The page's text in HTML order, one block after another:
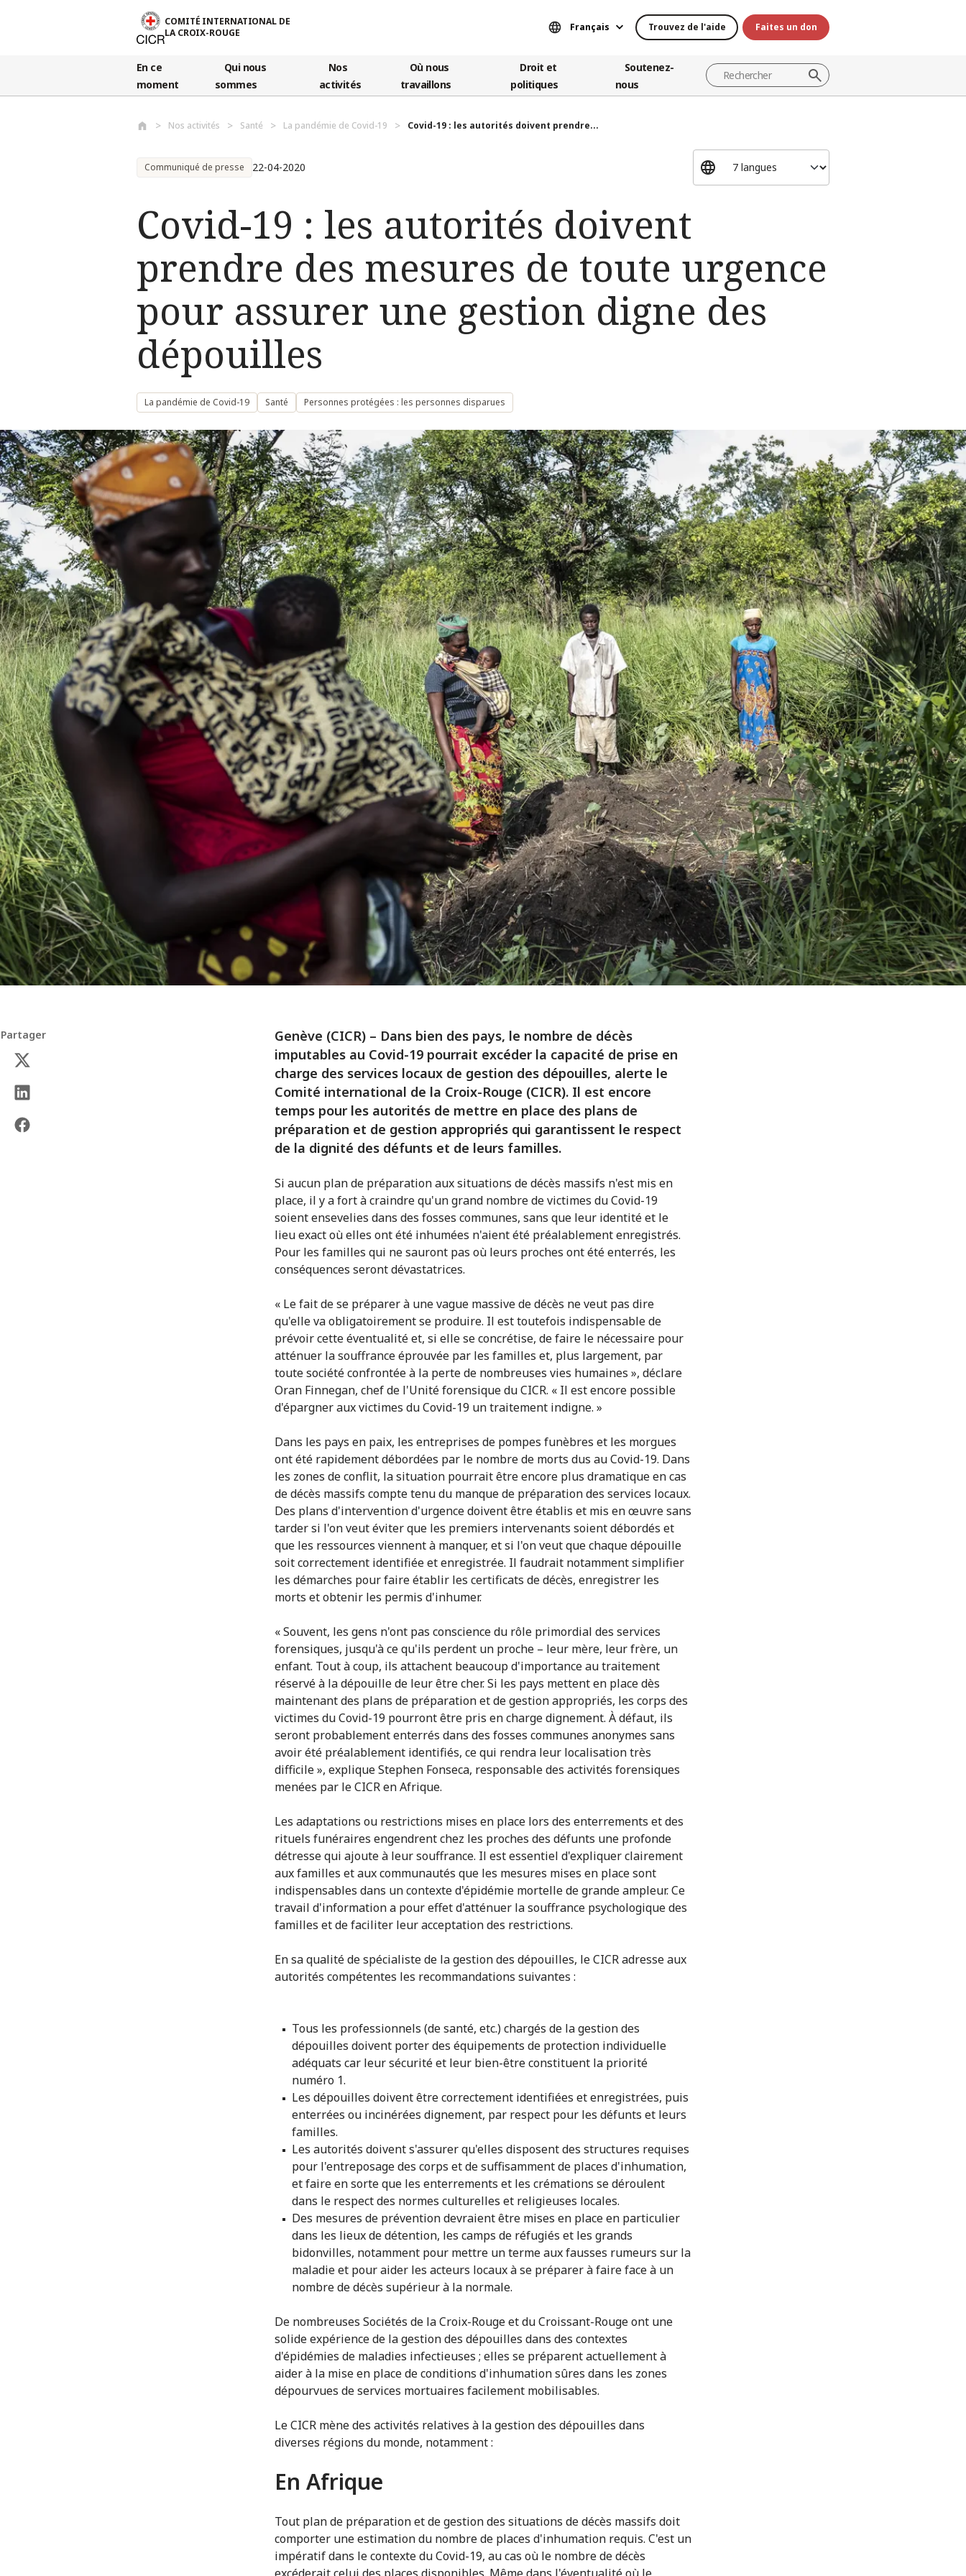
COMITÉ INTERNATIONAL DE
LA CROIX-ROUGE
Français Trouvez de l'aide Faites un don
En ce
moment
Qui nous
sommes
Nos
activités
Où nous
travaillons
Droit et
politiques
Soutenez-
nous
Nos activités Santé La pandémie de Covid-19 Covid-19 : les autorités doivent prendre...
Communiqué de presse 22-04-2020
Covid-19 : les autorités doivent
prendre des mesures de toute urgence
pour assurer une gestion digne des
dépouilles
La pandémie de Covid-19 Santé Personnes protégées : les personnes disparues
Partager
Genève (CICR) – Dans bien des pays, le nombre de décès
imputables au Covid-19 pourrait excéder la capacité de prise en
charge des services locaux de gestion des dépouilles, alerte le
Comité international de la Croix-Rouge (CICR). Il est encore
temps pour les autorités de mettre en place des plans de
préparation et de gestion appropriés qui garantissent le respect
de la dignité des défunts et de leurs familles.
Si aucun plan de préparation aux situations de décès massifs n'est mis en
place, il y a fort à craindre qu'un grand nombre de victimes du Covid-19
soient ensevelies dans des fosses communes, sans que leur identité et le
lieu exact où elles ont été inhumées n'aient été préalablement enregistrés.
Pour les familles qui ne sauront pas où leurs proches ont été enterrés, les
conséquences seront dévastatrices.
« Le fait de se préparer à une vague massive de décès ne veut pas dire
qu'elle va obligatoirement se produire. Il est toutefois indispensable de
prévoir cette éventualité et, si elle se concrétise, de faire le nécessaire pour
atténuer la souffrance éprouvée par les familles et, plus largement, par
toute société confrontée à la perte de nombreuses vies humaines », déclare
Oran Finnegan, chef de l'Unité forensique du CICR. « Il est encore possible
d'épargner aux victimes du Covid-19 un traitement indigne. »
Dans les pays en paix, les entreprises de pompes funèbres et les morgues
ont été rapidement débordées par le nombre de morts dus au Covid-19. Dans
les zones de conflit, la situation pourrait être encore plus dramatique en cas
de décès massifs compte tenu du manque de préparation des services locaux.
Des plans d'intervention d'urgence doivent être établis et mis en œuvre sans
tarder si l'on veut éviter que les premiers intervenants soient débordés et
que les ressources viennent à manquer, et si l'on veut que chaque dépouille
soit correctement identifiée et enregistrée. Il faudrait notamment simplifier
les démarches pour faire établir les certificats de décès, enregistrer les
morts et obtenir les permis d'inhumer.
« Souvent, les gens n'ont pas conscience du rôle primordial des services
forensiques, jusqu'à ce qu'ils perdent un proche – leur mère, leur frère, un
enfant. Tout à coup, ils attachent beaucoup d'importance au traitement
réservé à la dépouille de leur être cher. Si les pays mettent en place dès
maintenant des plans de préparation et de gestion appropriés, les corps des
victimes du Covid-19 pourront être pris en charge dignement. À défaut, ils
seront probablement enterrés dans des fosses communes anonymes sans
avoir été préalablement identifiés, ce qui rendra leur localisation très
difficile », explique Stephen Fonseca, responsable des activités forensiques
menées par le CICR en Afrique.
Les adaptations ou restrictions mises en place lors des enterrements et des
rituels funéraires engendrent chez les proches des défunts une profonde
détresse qui ajoute à leur souffrance. Il est essentiel d'expliquer clairement
aux familles et aux communautés que les mesures mises en place sont
indispensables dans un contexte d'épidémie mortelle de grande ampleur. Ce
travail d'information a pour effet d'atténuer la souffrance psychologique des
familles et de faciliter leur acceptation des restrictions.
En sa qualité de spécialiste de la gestion des dépouilles, le CICR adresse aux
autorités compétentes les recommandations suivantes :
Tous les professionnels (de santé, etc.) chargés de la gestion des
dépouilles doivent porter des équipements de protection individuelle
adéquats car leur sécurité et leur bien-être constituent la priorité
numéro 1.
Les dépouilles doivent être correctement identifiées et enregistrées, puis
enterrées ou incinérées dignement, par respect pour les défunts et leurs
familles.
Les autorités doivent s'assurer qu'elles disposent des structures requises
pour l'entreposage des corps et de suffisamment de places d'inhumation,
et faire en sorte que les enterrements et les crémations se déroulent
dans le respect des normes culturelles et religieuses locales.
Des mesures de prévention devraient être mises en place en particulier
dans les lieux de détention, les camps de réfugiés et les grands
bidonvilles, notamment pour mettre un terme aux fausses rumeurs sur la
maladie et pour aider les acteurs locaux à se préparer à faire face à un
nombre de décès supérieur à la normale.
De nombreuses Sociétés de la Croix-Rouge et du Croissant-Rouge ont une
solide expérience de la gestion des dépouilles dans des contextes
d'épidémies de maladies infectieuses ; elles se préparent actuellement à
aider à la mise en place de conditions d'inhumation sûres dans les zones
dépourvues de services mortuaires facilement mobilisables.
Le CICR mène des activités relatives à la gestion des dépouilles dans
diverses régions du monde, notamment :
En Afrique
Tout plan de préparation et de gestion des situations de décès massifs doit
comporter une estimation du nombre de places d'inhumation requis. C'est un
impératif dans le contexte du Covid-19, au cas où le nombre de décès
excéderait celui des places disponibles. Même dans l'éventualité où le